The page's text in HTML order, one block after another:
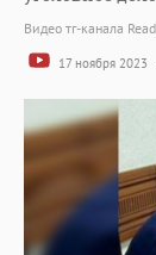
Видео тг-канала
17 ноября 2023